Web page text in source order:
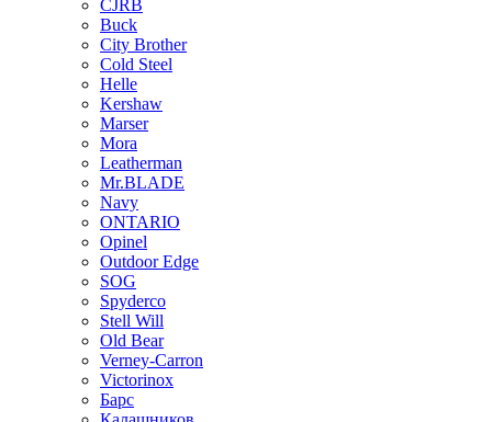
CJRB
Buck
City Brother
Cold Steel
Helle
Kershaw
Marser
Mora
Leatherman
Mr.BLADE
Navy
ONTARIO
Opinel
Outdoor Edge
SOG
Spyderco
Stell Will
Old Bear
Verney-Carron
Victorinox
Барс